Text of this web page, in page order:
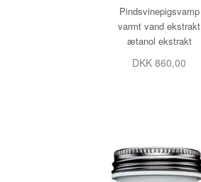
Pindsvinepigsvamp
varmt vand ekstrakt
ætanol ekstrakt
DKK 860,00